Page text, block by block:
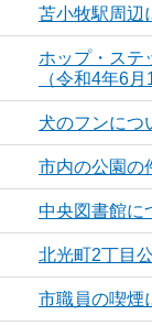
苫小牧駅周辺
ホップ・ステ
（令和4年6月
犬のフンにつ
市内の公園の
中央図書館に
北光町2丁目
市職員の喫煙